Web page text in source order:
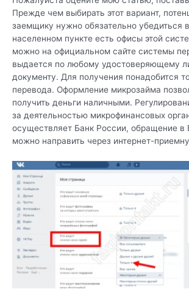
Прежде чем выбирать этот вариант,
заемщику нужно обязательно убедиться
населенном пункте есть офисы этой
можно на официальном сайте системы
выдается по любому удостоверяющему
документу. Для получения понадобится
перевода. Оформление микрозайма
получить деньги наличными.
за деятельностью микрофинансовых
осуществляет Банк России, обращение в
можно направить через интернет-